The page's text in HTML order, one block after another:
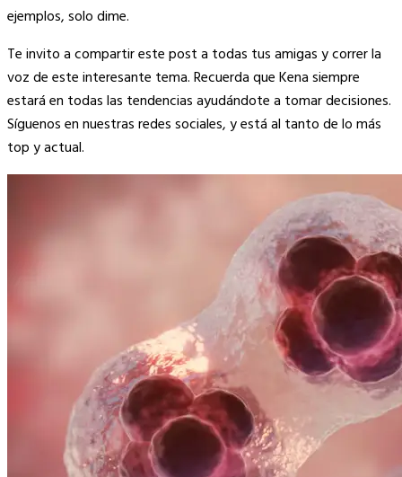
ejemplos, solo dime.
Te invito a compartir este post a todas tus amigas y correr la
voz de este interesante tema. Recuerda que Kena siempre
estará en todas las tendencias ayudándote a tomar decisiones.
Síguenos en nuestras redes sociales, y está al tanto de lo más
top y actual.